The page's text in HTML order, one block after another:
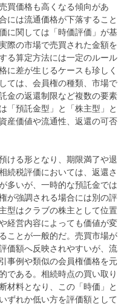
買価格も高くなる傾向があ
には流通価格が下落すること
に関しては「時価評価」が基
際の市場で売買された金額を
る算定方法には一定のルール
に差が生じるケースも珍しく
ては、会員権の種類、市場で
金の返還制限など複数の要素
「預託金型」と「株主型」と
産価値や流通性、返還の可否
ける形となり、期限満了や退
続税評価においては、返還さ
多いが、一時的な預託金では
が強調される場合には別の評
型はクラブの株主として位置
経営内容によっても価値が変
ことが一般的だ。売買市場が
価額へ反映されやすいが、流
事例や類似の会員権価格を元
である。相続時点の買い取り
材料となり、この「時価」と
ずれか低い方を評価額として